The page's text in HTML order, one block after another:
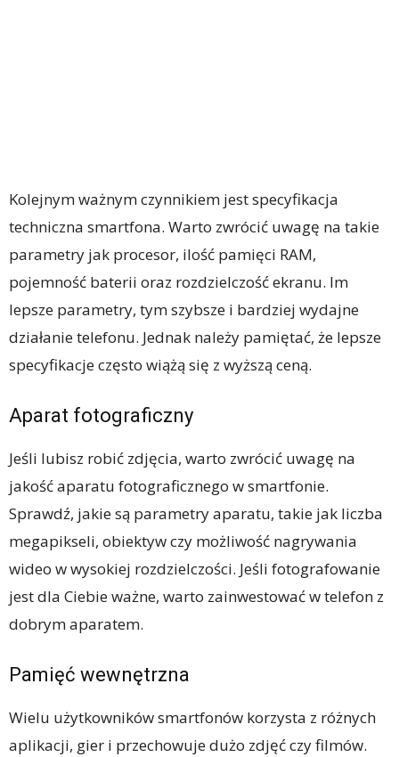
Kolejnym ważnym czynnikiem jest specyfikacja
techniczna smartfona. Warto zwrócić uwagę na takie
parametry jak procesor, ilość pamięci RAM,
pojemność baterii oraz rozdzielczość ekranu. Im
lepsze parametry, tym szybsze i bardziej wydajne
działanie telefonu. Jednak należy pamiętać, że lepsze
specyfikacje często wiążą się z wyższą ceną.
Aparat fotograficzny
Jeśli lubisz robić zdjęcia, warto zwrócić uwagę na
jakość aparatu fotograficznego w smartfonie.
Sprawdź, jakie są parametry aparatu, takie jak liczba
megapikseli, obiektyw czy możliwość nagrywania
wideo w wysokiej rozdzielczości. Jeśli fotografowanie
jest dla Ciebie ważne, warto zainwestować w telefon z
dobrym aparatem.
Pamięć wewnętrzna
Wielu użytkowników smartfonów korzysta z różnych
aplikacji, gier i przechowuje dużo zdjęć czy filmów.